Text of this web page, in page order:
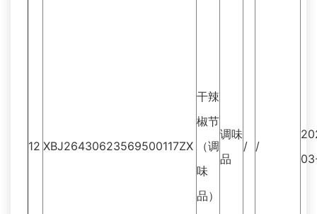
12 XBJ26430623569500117ZX
干辣
椒节
（调
味
品）
调味
品
/ /